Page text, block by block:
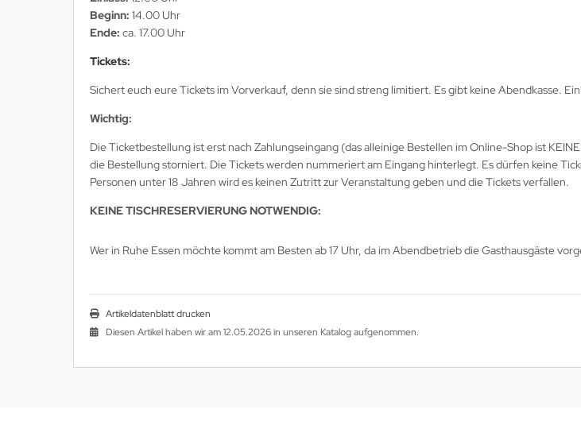
Beginn: 14.00 Uhr
Ende: ca. 17.00 Uhr
Tickets:
Sichert euch eure Tickets im Vorverkauf, denn sie sind streng limitiert. Es gibt keine Abendkasse.
Wichtig:
Die Ticketbestellung ist erst nach Zahlungseingang (das alleinige Bestellen im Online-Shop ist
die Bestellung storniert. Die Tickets werden nummeriert am Eingang hinterlegt. Es dürfen keine
Personen unter 18 Jahren wird es keinen Zutritt zur Veranstaltung geben und die Tickets verfallen.
KEINE TISCHRESERVIERUNG NOTWENDIG:
Wer in Ruhe Essen möchte kommt am Besten ab 17 Uhr, da im Abendbetrieb die Gasthausgäste
Artikeldatenblatt drucken
Diesen Artikel haben wir am 12.05.2026 in unseren Katalog aufgenommen.